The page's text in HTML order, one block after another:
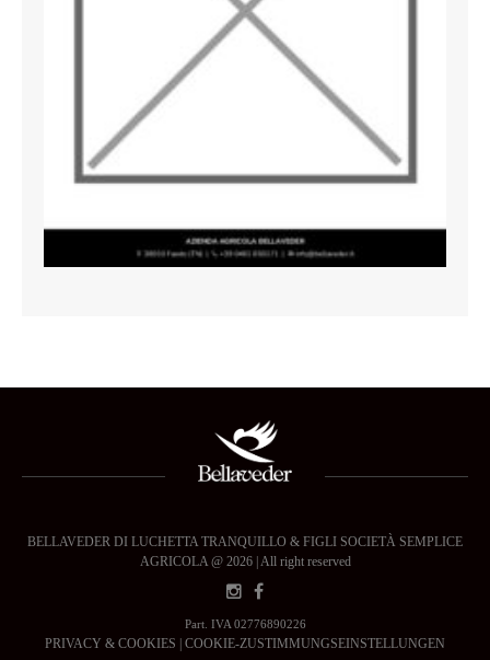
BELLAVEDER DI LUCHETTA TRANQUILLO & FIGLI SOCIETÀ SEMPLICE
AGRICOLA @ 2026 | All right reserved
Part. IVA 02776890226
PRIVACY & COOKIES | COOKIE-ZUSTIMMUNGSEINSTELLUNGEN